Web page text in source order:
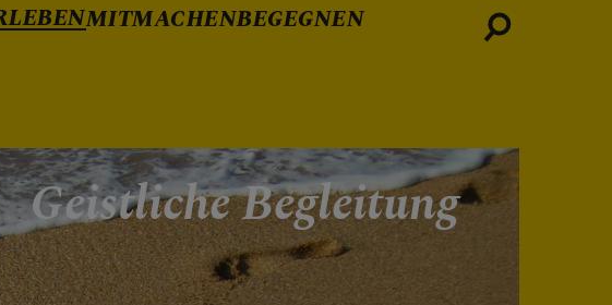
Personen Veranstaltungen
MITMACHENBEGEGNEN
Geistliche Begleitung